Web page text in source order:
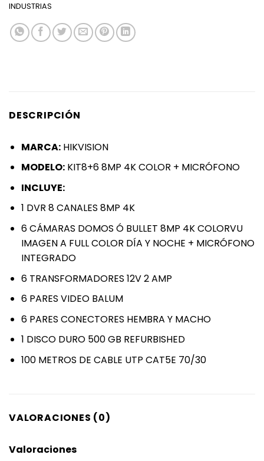
INDUSTRIAS
DESCRIPCIÓN
MARCA:HIKVISION
MODELO:KIT8+6 8MP 4K COLOR + MICRÓFONO
INCLUYE:
1 DVR 8 CANALES 8MP 4K
6 CÁMARAS DOMOS Ó BULLET 8MP 4KCOLORVU
IMAGEN A FULL COLOR DÍA Y NOCHE + MICRÓFONO
INTEGRADO
6 TRANSFORMADORES 12V 2 AMP
6 PARES VIDEO BALUM
6 PARES CONECTORES HEMBRA Y MACHO
1 DISCO DURO 500 GB REFURBISHED
100 METROS DE CABLE UTP CAT5E 70/30
VALORACIONES (0)
Valoraciones